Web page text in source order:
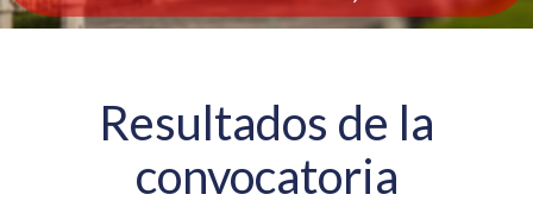
Resultados de la
convocatoria